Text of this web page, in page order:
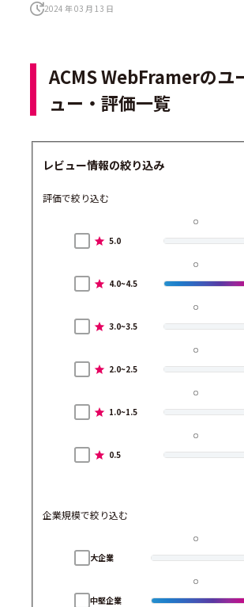
2024 年 03 月 13 日
ACMS WebFramerのユ
ュー・評価一覧
レビュー情報の絞り込み
評価で絞り込む
5.0
4.0~4.5
3.0~3.5
2.0~2.5
1.0~1.5
0.5
企業規模で絞り込む
大企業
中堅企業